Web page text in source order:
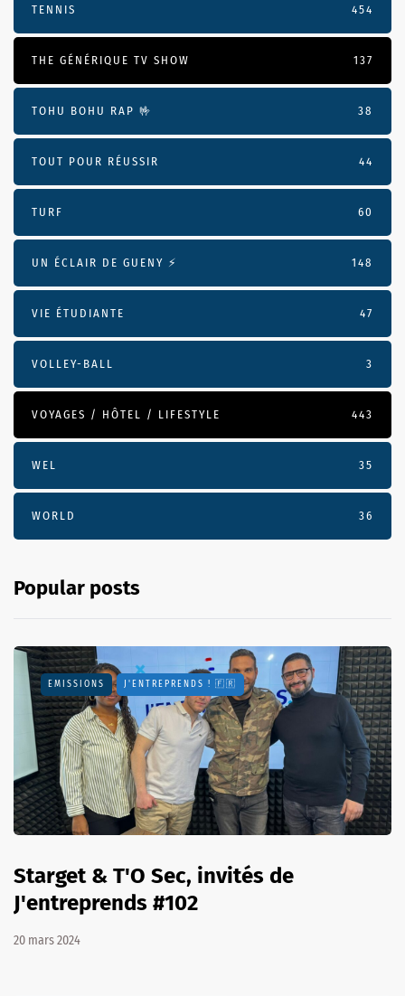
TENNIS 454
THE GÉNÉRIQUE TV SHOW 137
TOHU BOHU RAP 🤟 38
TOUT POUR RÉUSSIR 44
TURF 60
UN ÉCLAIR DE GUENY ⚡️ 148
VIE ÉTUDIANTE 47
VOLLEY-BALL 3
VOYAGES / HÔTEL / LIFESTYLE 443
WEL 35
WORLD 36
Popular posts
EMISSIONS J'ENTREPRENDS ! 🇫🇷
Starget & T'O Sec, invités de
J'entreprends #102
20 mars 2024